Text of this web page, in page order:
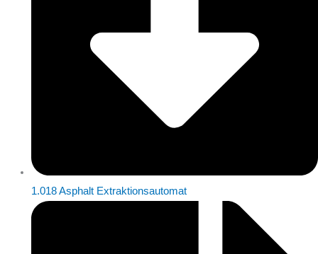
1.018 Asphalt Extraktionsautomat